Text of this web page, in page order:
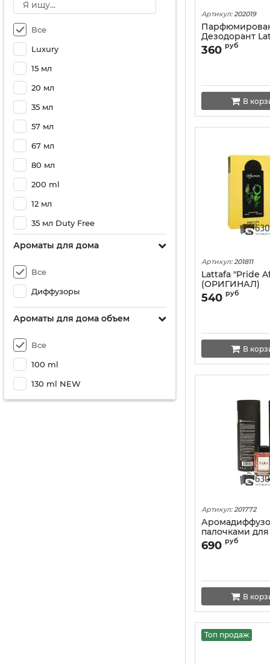
Все
Luxury
15 мл
20 мл
35 мл
57 мл
67 мл
80 мл
200 ml
12 мл
35 мл Duty Free
25 мл Duty Free
64 мл
Ароматы для дома
Все
Диффузоры
Ароматы для дома объем
Все
100 ml
130 ml NEW
Артикул: 202019
Дезодорант
ml
360 руб
В
Артикул: 201811
Lattafa "Pride
(ОРИГИНАЛ)
540 руб
В
Артикул: 201772
палочками
"Yara" 130 ml
690 руб
В
Топ продаж